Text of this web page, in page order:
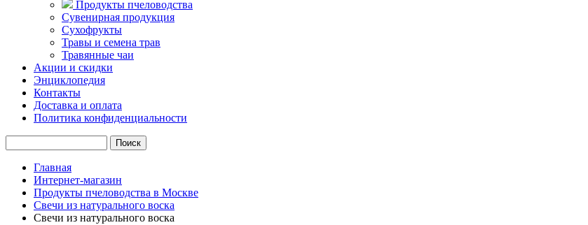
Продукты пчеловодства
Сувенирная продукция
Сухофрукты
Травы и семена трав
Травянные чаи
Акции и скидки
Энциклопедия
Контакты
Доставка и оплата
Политика конфиденциальности
Главная
Интернет-магазин
Продукты пчеловодства в Москве
Свечи из натурального воска
Свечи из натурального воска